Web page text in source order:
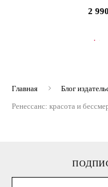
2 990
В
Главная Блог
Ренессанс: красота и